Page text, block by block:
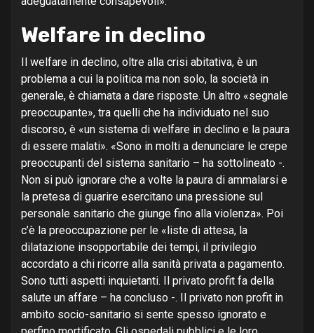
Welfare in declino
Il welfare in declino, oltre alla crisi abitativa, è un
problema a cui la politica ma non solo, la società in
generale, è chiamata a dare risposte. Un altro «segnale
preoccupante», tra quelli che ha individuato nel suo
discorso, è «un sistema di welfare in declino e la paura
di essere malati». «Sono in molti a denunciare le crepe
preoccupanti del sistema sanitario – ha sottolineato -.
Non si può ignorare che a volte la paura di ammalarsi e
la pretesa di guarire esercitano una pressione sul
personale sanitario che giunge fino alla violenza». Poi
c’è la preoccupazione per le «liste di attesa, la
dilatazione insopportabile dei tempi, il privilegio
accordato a chi ricorre alla sanità privata a pagamento.
Sono tutti aspetti inquietanti. Il privato profit fa della
salute un affare – ha concluso -. Il privato non profit in
ambito socio-sanitario si sente spesso ignorato e